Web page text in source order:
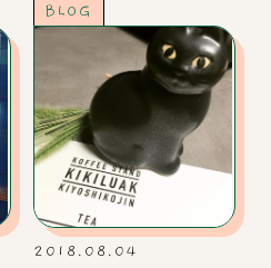
BLOG
2018.08.04